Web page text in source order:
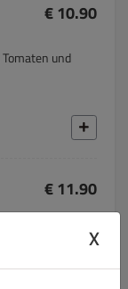
€ 10.90
und
€ 11.90
Rucola
X